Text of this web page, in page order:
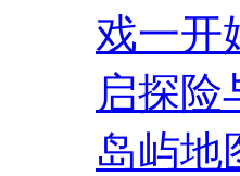
戏一开
启探险
岛屿地